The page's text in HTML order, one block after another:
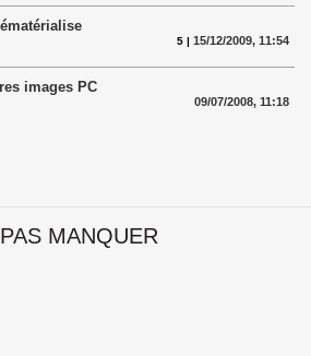
5 | 15/12/2009, 11:54
images PC
09/07/2008, 11:18
MANQUER